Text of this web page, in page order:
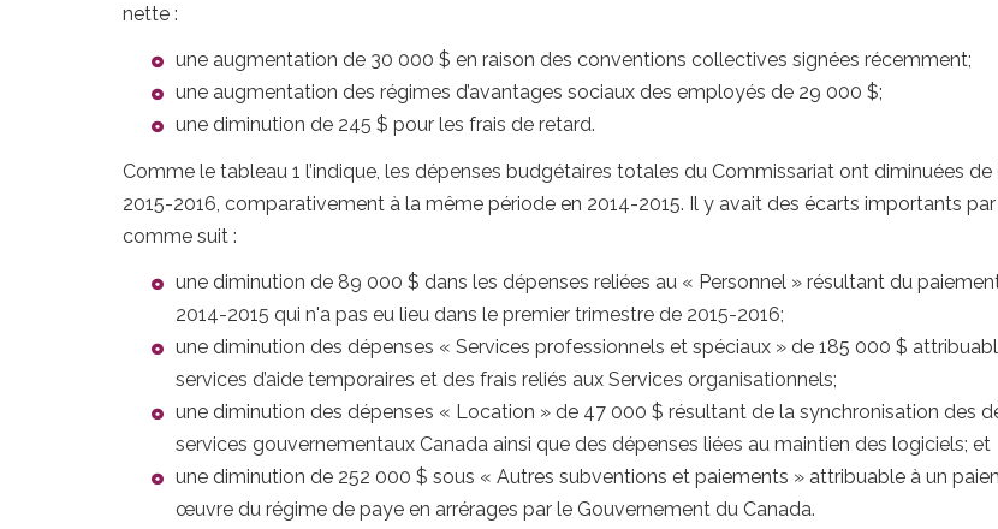
nette :
une augmentation de 30 000 $ en raison des conventions collectives signées récemment;
une augmentation des régimes d’avantages sociaux des employés de 29 000 $;
une diminution de 245 $ pour les frais de retard.
Comme le tableau 1 l’indique, les dépenses budgétaires totales du Commissariat ont diminuées
2015-2016, comparativement à la même période en 2014-2015. Il y avait des écarts importants
comme suit :
une diminution de 89 000 $ dans les dépenses reliées au « Personnel » résultant du
2014-2015 qui n'a pas eu lieu dans le premier trimestre de 2015-2016;
une diminution des dépenses « Services professionnels et spéciaux » de 185 000 $
services d’aide temporaires et des frais reliés aux Services organisationnels;
une diminution des dépenses « Location » de 47 000 $ résultant de la synchronisation des
services gouvernementaux Canada ainsi que des dépenses liées au maintien des logiciels; et
une diminution de 252 000 $ sous « Autres subventions et paiements » attribuable à un
œuvre du régime de paye en arrérages par le Gouvernement du Canada.